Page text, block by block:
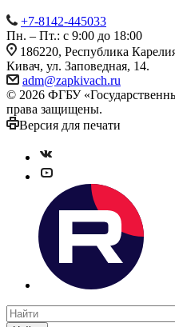
+7-8142-445033
Пн. – Пт.: с 9:00 до 18:00
186220, Республика
Кивач, ул. Заповедная, 14.
adm@zapkivach.ru
© 2026 ФГБУ
права защищены.
Версия для печати